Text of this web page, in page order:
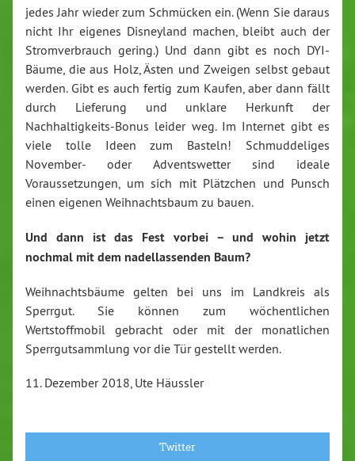
jedes Jahr wieder zum Schmücken ein. (Wenn Sie daraus
nicht Ihr eigenes Disneyland machen, bleibt auch der
Stromverbrauch gering.) Und dann gibt es noch DYI-
Bäume, die aus Holz, Ästen und Zweigen selbst gebaut
werden. Gibt es auch fertig zum Kaufen, aber dann fällt
durch Lieferung und unklare Herkunft der
Nachhaltigkeits-Bonus leider weg. Im Internet gibt es
viele tolle Ideen zum Basteln! Schmuddeliges
November- oder Adventswetter sind ideale
Voraussetzungen, um sich mit Plätzchen und Punsch
einen eigenen Weihnachtsbaum zu bauen.
Und dann ist das Fest vorbei – und wohin jetzt
nochmal mit dem nadellassenden Baum?
Weihnachtsbäume gelten bei uns im Landkreis als
Sperrgut. Sie können zum wöchentlichen
Wertstoffmobil gebracht oder mit der monatlichen
Sperrgutsammlung vor die Tür gestellt werden.
11. Dezember 2018, Ute Häussler
Twitter